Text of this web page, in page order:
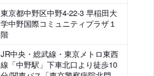
東京都中野区中野4-22-3 早稲田大
学中野国際コミュニティプラザ１
階
JR中央・総武線・東京メトロ東西
線「中野駅」下車北口より徒歩10